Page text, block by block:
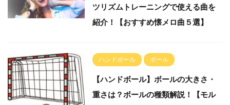
ツリズムトレーニングで使える曲を
紹介！【おすすめ懐メロ曲５選】
ハンドボール ボール
【ハンドボール】ボールの大きさ・
重さは？ボールの種類解説！【モル